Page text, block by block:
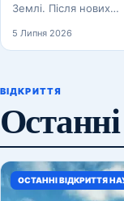
Землі. Після нових…
5 Липня 2026
ВІДКРИТТЯ
ОСТАННІ ВІДКРИТТЯ